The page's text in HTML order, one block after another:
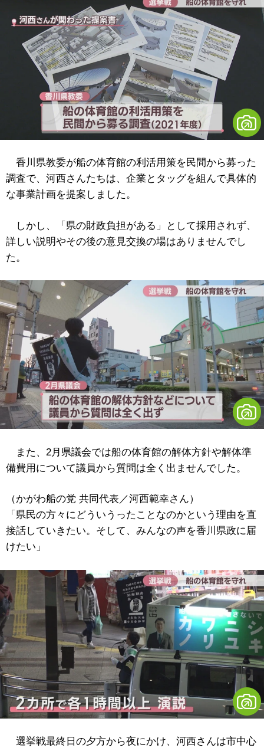
香川県教委が船の体育館の利活用策を民間から募った
調査で、河西さんたちは、企業とタッグを組んで具体的
な事業計画を提案しました。
しかし、「県の財政負担がある」として採用されず、
詳しい説明やその後の意見交換の場はありませんでし
た。
また、2月県議会では船の体育館の解体方針や解体準
備費用について議員から質問は全く出ませんでした。
（かがわ船の党 共同代表／河西範幸さん）
「県民の方々にどういうったことなのかという理由を直
接話していきたい。そして、みんなの声を香川県政に届
けたい」
選挙戦最終日の夕方から夜にかけ、河西さんは市中心